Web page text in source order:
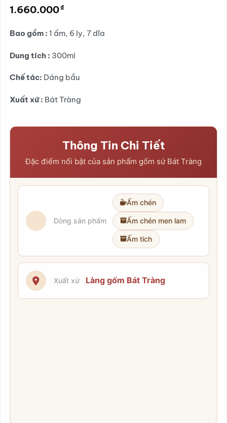
hạng
sao
1.660.000₫
Bao gồm : 1 ấm, 6 ly, 7 dĩa
Dung tích : 300ml
Chế tác: Dáng bầu
Xuất xứ : Bát Tràng
Thông Tin Chi Tiết
Đặc điểm nổi bật của sản phẩm gốm sứ Bát Tràng
Dòng sản phẩm
Ấm chén
Ấm chén men lam
Ấm tích
Xuất xứ Làng gốm Bát Tràng